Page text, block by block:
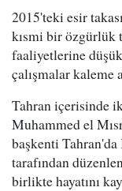
2015'teki esir
kısmi bir özgürlük
faaliyetlerine
çalışmalar kaleme
Tahran içerisinde
Muhammed el
başkenti
tarafından
birlikte hayatını